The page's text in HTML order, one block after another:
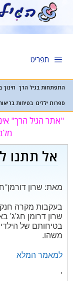
לתוכן
תפריט
התפתחות בגיל הרך חינוך
ספרות ילדים בטיחות
"אתר הגיל הרך"
אל תתנו
מאת: שרון
בעקבות מקרה חנק
שרון דרומן חג'ג'
בטיחותם של
משהו.
למאמר המלא
'